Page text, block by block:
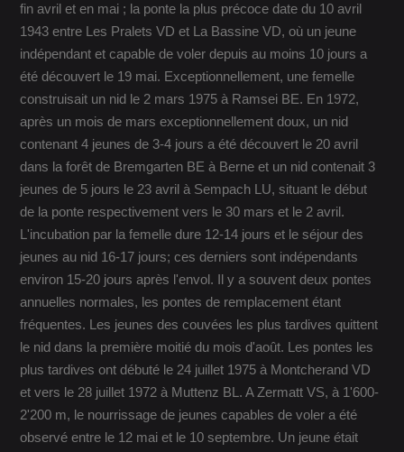
fin avril et en mai ; la ponte la plus précoce date du 10 avril
1943 entre Les Pralets VD et La Bassine VD, où un jeune
indépendant et capable de voler depuis au moins 10 jours a
été découvert le 19 mai. Exceptionnellement, une femelle
construisait un nid le 2 mars 1975 à Ramsei BE. En 1972,
après un mois de mars exceptionnellement doux, un nid
contenant 4 jeunes de 3-4 jours a été découvert le 20 avril
dans la forêt de Bremgarten BE à Berne et un nid contenait 3
jeunes de 5 jours le 23 avril à Sempach LU, situant le début
de la ponte respectivement vers le 30 mars et le 2 avril.
L'incubation par la femelle dure 12-14 jours et le séjour des
jeunes au nid 16-17 jours; ces derniers sont indépendants
environ 15-20 jours après l'envol. Il y a souvent deux pontes
annuelles normales, les pontes de remplacement étant
fréquentes. Les jeunes des couvées les plus tardives quittent
le nid dans la première moitié du mois d'août. Les pontes les
plus tardives ont débuté le 24 juillet 1975 à Montcherand VD
et vers le 28 juillet 1972 à Muttenz BL. A Zermatt VS, à 1'600-
2'200 m, le nourrissage de jeunes capables de voler a été
observé entre le 12 mai et le 10 septembre. Un jeune était